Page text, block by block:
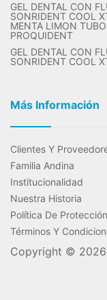
GEL DENTAL CON
SONRIDENT COOL
MENTA LIMON
PROQUIDENT
GEL DENTAL CON
SONRIDENT COOL
Más Información
Clientes Y
Familia Andina
Institucionalidad
Nuestra Historia
Política De
Términos Y
Copyright © 2026